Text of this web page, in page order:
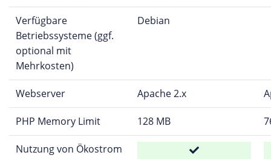
Verfügbare
Betriebssysteme (ggf.
optional mit
Mehrkosten)
Debian
Webserver Apache 2.x
PHP Memory Limit 128 MB
Nutzung von Ökostrom